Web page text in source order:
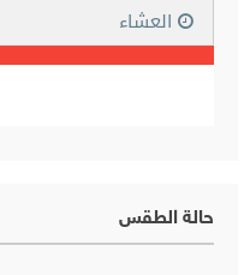
حالة الطقس